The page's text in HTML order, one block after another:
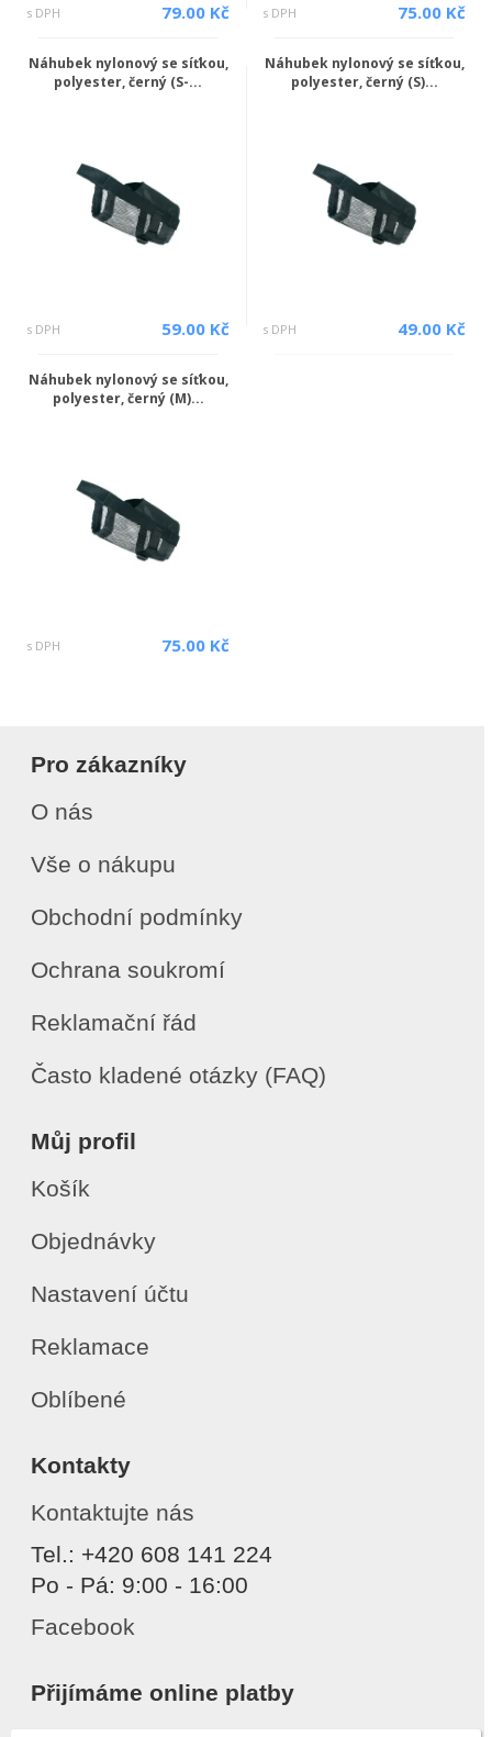
s DPH 79.00 Kč s DPH 75.00 Kč
Náhubek nylonový se síťkou,
polyester, černý (S-...
s DPH 59.00 Kč
Náhubek nylonový se síťkou,
polyester, černý (S)...
s DPH 49.00 Kč
Náhubek nylonový se síťkou,
polyester, černý (M)...
s DPH 75.00 Kč
Pro zákazníky
O nás
Vše o nákupu
Obchodní podmínky
Ochrana soukromí
Reklamační řád
Často kladené otázky (FAQ)
Můj profil
Košík
Objednávky
Nastavení účtu
Reklamace
Oblíbené
Kontakty
Kontaktujte nás
Tel.: +420 608 141 224
Po - Pá: 9:00 - 16:00
Facebook
Přijímáme online platby